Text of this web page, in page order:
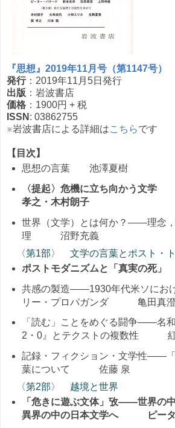
『思想』2019年11月号（第1147号）
発行：2019年11月5日発行
出版 ：岩波書店
価格 ：1900円 + 税
ISSN : 03862755
※岩波書店による詳細はこちらです
【目次】
思想の言葉 池澤夏樹
〈提起〉危機に立ち向かう文
孝之・木村朗子
世界（文学）とは何か？――理念
理 沼野充義
〈第1部〉 文学の言葉とポスト・
ポストモダニズムと「真実の
共感の製造――1930年代米ソにお
リー・プロパガンダ 亀田真澄
「読む」ことをめぐる闘争――名
2・0』とテクストの複数性 紅
記録・フィクション・文学性――
葉について 佐藤 泉
〈第2部〉 越境と世界
「危きに遊ぶ文体」攷――世界の
異界の中の日本文学へ ピータ